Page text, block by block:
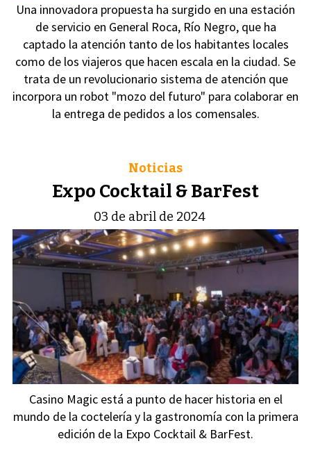
Una innovadora propuesta ha surgido en una estación
de servicio en General Roca, Río Negro, que ha
captado la atención tanto de los habitantes locales
como de los viajeros que hacen escala en la ciudad. Se
trata de un revolucionario sistema de atención que
incorpora un robot "mozo del futuro" para colaborar en
la entrega de pedidos a los comensales.
Expo Cocktail & BarFest
Noticias
03 de abril de 2024
Casino Magic está a punto de hacer historia en el
mundo de la coctelería y la gastronomía con la primera
edición de la Expo Cocktail & BarFest.